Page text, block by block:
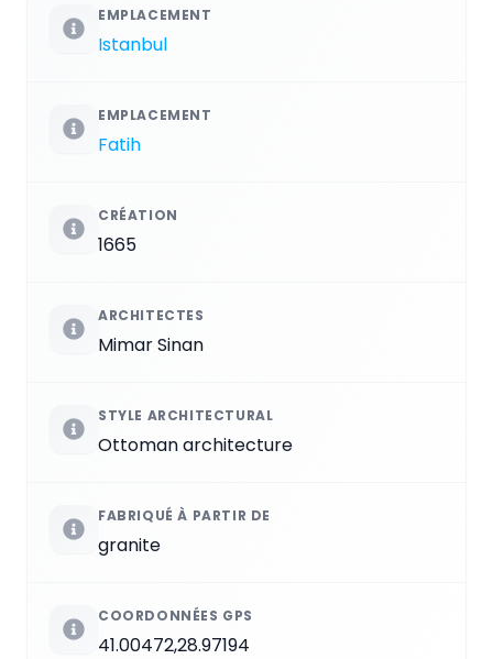
EMPLACEMENT
Istanbul
EMPLACEMENT
Fatih
CRÉATION
1665
ARCHITECTES
Mimar Sinan
STYLE ARCHITECTURAL
Ottoman architecture
FABRIQUÉ À PARTIR DE
granite
COORDONNÉES GPS
41.00472,28.97194